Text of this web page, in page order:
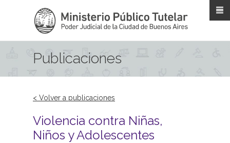
Publicaciones
< Volver a publicaciones
Violencia contra Niñas,
Niños y Adolescentes